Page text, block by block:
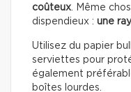
coûteux. Même
dispendieux : une
Utilisez du papier
serviettes pour
également
boîtes lourdes.